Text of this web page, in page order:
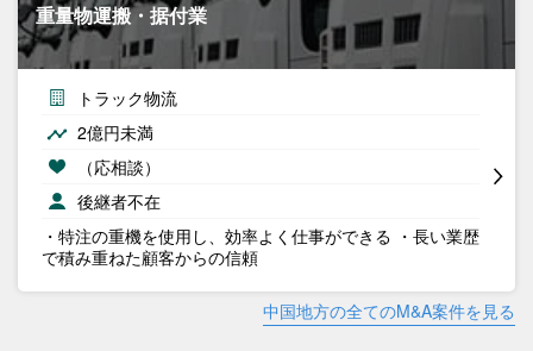
重量物運搬・据付業
トラック物流
2億円未満
（応相談）
後継者不在
・特注の重機を使用し、効率よく仕事ができる ・長い業歴
で積み重ねた顧客からの信頼
中国地方の全てのM&A案件を見る